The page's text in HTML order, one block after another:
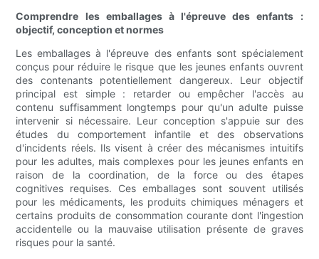
Comprendre les emballages à l'épreuve des enfants :
objectif, conception et normes
Les emballages à l'épreuve des enfants sont spécialement
conçus pour réduire le risque que les jeunes enfants ouvrent
des contenants potentiellement dangereux. Leur objectif
principal est simple : retarder ou empêcher l'accès au
contenu suffisamment longtemps pour qu'un adulte puisse
intervenir si nécessaire. Leur conception s'appuie sur des
études du comportement infantile et des observations
d'incidents réels. Ils visent à créer des mécanismes intuitifs
pour les adultes, mais complexes pour les jeunes enfants en
raison de la coordination, de la force ou des étapes
cognitives requises. Ces emballages sont souvent utilisés
pour les médicaments, les produits chimiques ménagers et
certains produits de consommation courante dont l'ingestion
accidentelle ou la mauvaise utilisation présente de graves
risques pour la santé.